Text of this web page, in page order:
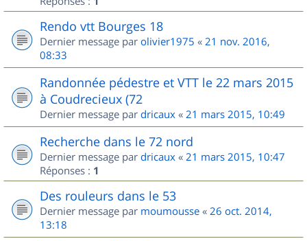
Rendo vtt Bourges 18
Dernier message par olivier1975 « 21 nov. 2016,
08:33
Randonnée pédestre et VTT le 22 mars 2015
à Coudrecieux (72
Dernier message par dricaux « 21 mars 2015, 10:49
Recherche dans le 72 nord
Dernier message par dricaux « 21 mars 2015, 10:47
Réponses : 1
Des rouleurs dans le 53
Dernier message par moumousse « 26 oct. 2014,
13:18